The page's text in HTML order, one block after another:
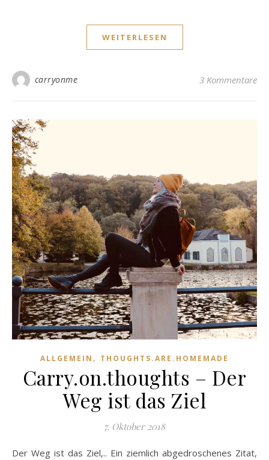
WEITERLESEN
carryonme 3 Kommentare
ALLGEMEIN , THOUGHTS.ARE.HOMEMADE
Carry.on.thoughts – Der
Weg ist das Ziel
7. Oktober 2018
Der Weg ist das Ziel,.. Ein ziemlich abgedroschenes Zitat,